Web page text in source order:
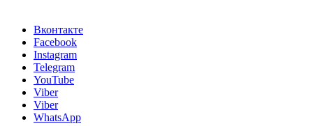
Вконтакте
Facebook
Instagram
Telegram
YouTube
Viber
Viber
WhatsApp